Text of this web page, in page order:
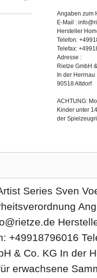
Angaben zum
E-Mail :
Hersteller
Telefon:
Telefax:
Adresse :
Rietze GmbH
In der Herrnau
90518 Altdorf
ACHTUNG:
Kinder unter
der
Series Sven
+49918796016
& Co. KG In der
erwachsene